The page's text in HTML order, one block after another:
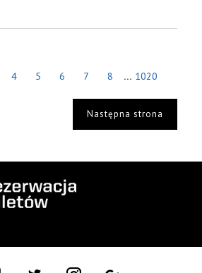
4 5 6 7 8 ... 1020
Następna strona